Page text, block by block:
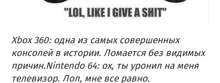
Xbox 360: одна из самых совершенных
консолей в истории. Ломается без видимых
причин.Nintendo 64: ох, ты уронил на меня
телевизор. Лол, мне все равно.